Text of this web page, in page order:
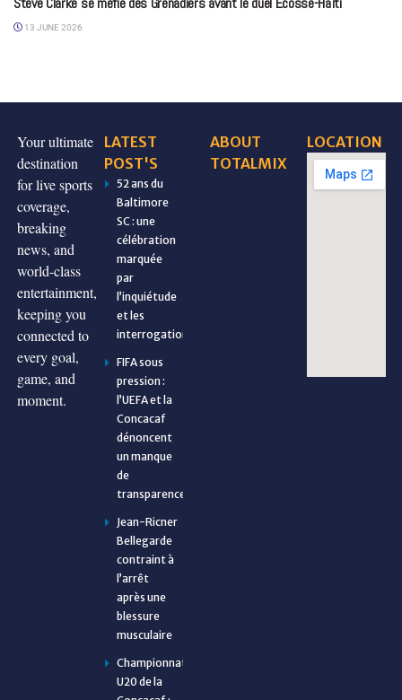
13 JUNE 2026
Your ultimate
destination
for live sports
coverage,
breaking
news, and
world-class
entertainment,
keeping you
connected to
every goal,
game, and
moment.
LATEST
POST'S
52 ans du
Baltimore
SC : une
célébration
marquée
par
l’inquiétude
et les
interrogations
FIFA sous
pression :
l’UEFA et la
Concacaf
dénoncent
un manque
de
transparence
Jean-Ricner
Bellegarde
contraint à
l’arrêt
après une
blessure
musculaire
Championnat
U20 de la
ABOUT
TOTALMIX
LOCATION